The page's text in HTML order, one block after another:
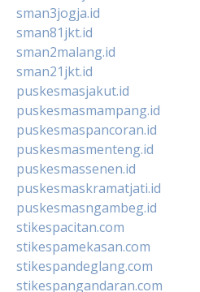
sman3jogja.id
sman81jkt.id
sman2malang.id
sman21jkt.id
puskesmasjakut.id
puskesmasmampang.id
puskesmaspancoran.id
puskesmasmenteng.id
puskesmassenen.id
puskesmaskramatjati.id
puskesmasngambeg.id
stikespacitan.com
stikespamekasan.com
stikespandeglang.com
stikespangandaran.com